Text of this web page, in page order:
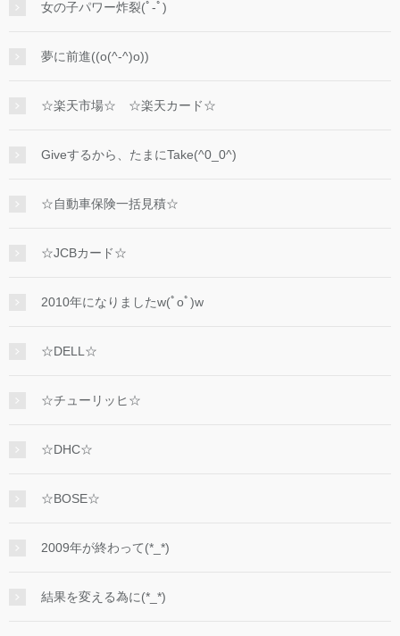
女の子パワー炸裂(ﾟ-ﾟ)
夢に前進((o(^-^)o))
☆楽天市場☆ ☆楽天カード☆
Giveするから、たまにTake(^0_0^)
☆自動車保険一括見積☆
☆JCBカード☆
2010年になりましたw(ﾟoﾟ)w
☆DELL☆
☆チューリッヒ☆
☆DHC☆
☆BOSE☆
2009年が終わって(*_*)
結果を変える為に(*_*)